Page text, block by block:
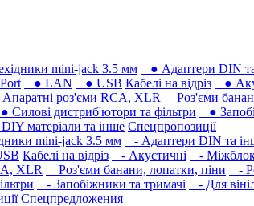
mini-jack 3.5 мм ● Адаптери DIN
● LAN ● USB Кабелі на відріз ●
роз'єми RCA, XLR Роз'єми
Силові дистриб'ютори та фільтри ●
матеріали та інше Спецпропозиції
mini-jack 3.5 мм - Адаптери DIN та
Кабелі на відріз - Акустичні -
XLR Роз'єми банани, лопатки, піни -
- Запобіжники та тримачі - Для
Спецпредложения